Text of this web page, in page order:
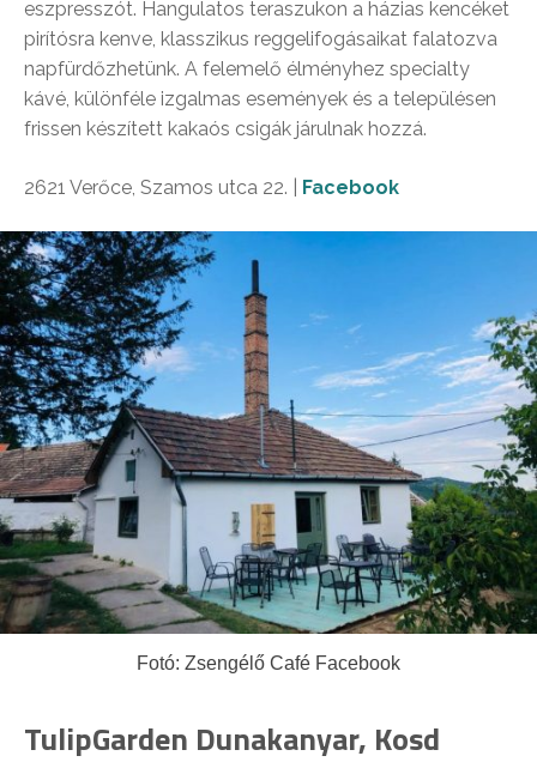
eszpresszót. Hangulatos teraszukon a házias kencéket
pirítósra kenve, klasszikus reggelifogásaikat falatozva
napfürdőzhetünk. A felemelő élményhez specialty
kávé, különféle izgalmas események és a településen
frissen készített kakaós csigák járulnak hozzá.
2621 Verőce, Szamos utca 22. | Facebook
Fotó: Zsengélő Café Facebook
TulipGarden Dunakanyar, Kosd